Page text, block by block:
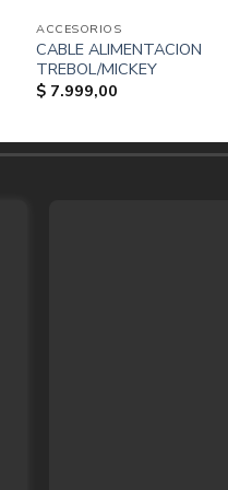
ACCESORIOS
CABLE ALIMENTACION
TREBOL/MICKEY
$ 7.999,00